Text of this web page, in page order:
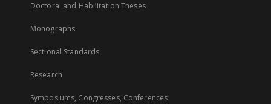
Doctoral and Habilitation Theses
Monographs
Sectional Standards
Research
Symposiums, Congresses, Conferences